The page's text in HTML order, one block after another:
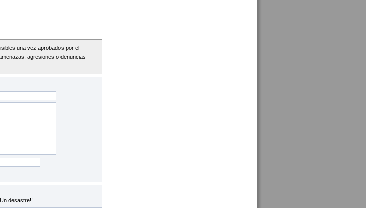
una vez aprobados por el
agresiones o denuncias
desastre!!